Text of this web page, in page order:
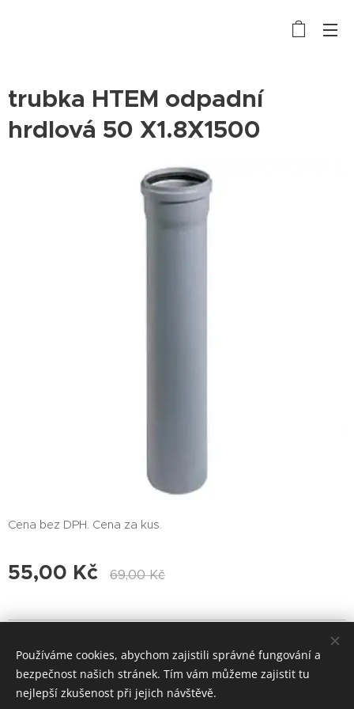
trubka HTEM odpadní
hrdlová 50 X1.8X1500
Cena bez DPH. Cena za kus.
55,00 Kč 69,00Kč
Cookies
Používáme cookies, abychom zajistili správné fungování a
bezpečnost našich stránek. Tím vám můžeme zajistit tu
nejlepší zkušenost při jejich návštěvě.